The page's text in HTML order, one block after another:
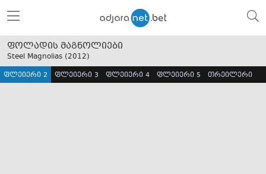
ფოლადის მაგნოლიები
Steel Magnolias (2012)
ფლეიერი 2 ფლეიერი 3 ფლეიერი 4 ფლეიერი 5 თრეილერი